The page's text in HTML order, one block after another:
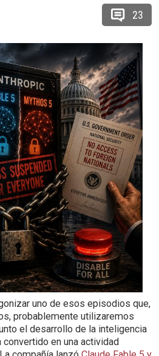
23
uno de esos episodios que,
probablemente utilizaremos
el desarrollo de la inteligencia
en una actividad